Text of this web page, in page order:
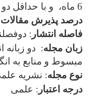
6 ماه، و با حداقل دو داور
درصد پذیرش مقالات
فاصله انتشار :
زبان مجله: دو زبانه
مبسوط و منابع به
نوع مجله: نشریه
درجه اعتبار : علمی